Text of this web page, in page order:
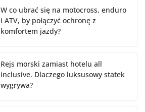
W co ubrać się na motocross, enduro
i ATV, by połączyć ochronę z
komfortem jazdy?
Rejs morski zamiast hotelu all
inclusive. Dlaczego luksusowy statek
wygrywa?